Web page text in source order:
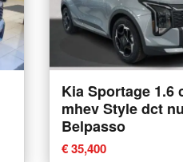
Kia Sportage 1.6
mhev Style dct
Belpasso
€ 35,400